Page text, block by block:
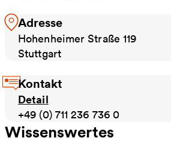
Adresse
Hohenheimer Straße 119
Stuttgart
Kontakt
Detail
+49 (0) 711 236 736 0
Wissenswertes